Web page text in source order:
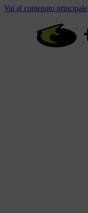
Vai al contenuto principale